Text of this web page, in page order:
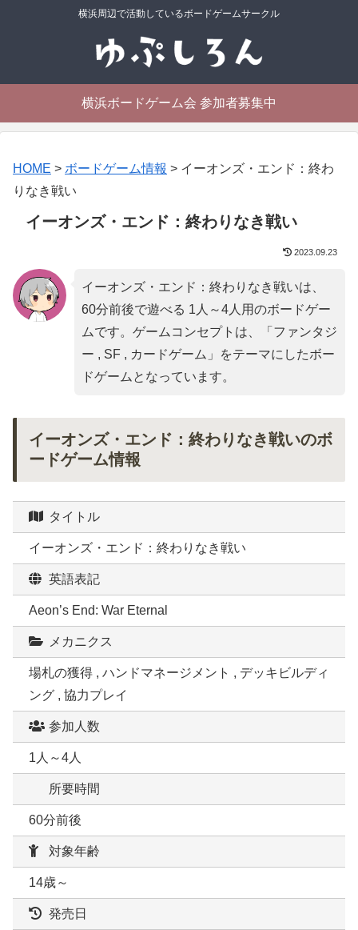
横浜周辺で活動しているボードゲームサークル
横浜ボードゲーム会 参加者募集中
HOME > ボードゲーム情報 > イーオンズ・エンド：終わ
りなき戦い
イーオンズ・エンド：終わりなき戦い
2023.09.23
イーオンズ・エンド：終わりなき戦いは、
60分前後で遊べる 1人～4人用のボードゲー
ムです。ゲームコンセプトは、「 ファンタジ
ー , SF , カードゲーム 」をテーマにしたボー
ドゲームとなっています。
イーオンズ・エンド：終わりなき戦いのボ
ードゲーム情報
タイトル
イーオンズ・エンド：終わりなき戦い
英語表記
Aeon’s End: War Eternal
メカニクス
場札の獲得 , ハンドマネージメント , デッキビルディ
ング , 協力プレイ
参加人数
1人～4人
所要時間
60分前後
対象年齢
14歳～
発売日